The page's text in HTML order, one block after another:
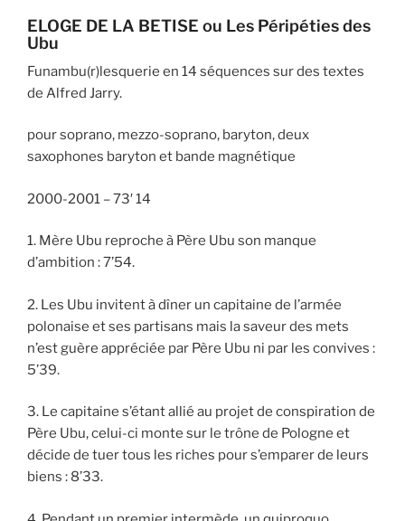
ELOGE DE LA BETISE ou Les Péripéties des
Ubu
Funambu(r)lesquerie en 14 séquences sur des textes
de Alfred Jarry.
pour soprano, mezzo-soprano, baryton, deux
saxophones baryton et bande magnétique
2000-2001 – 73′ 14
1. Mère Ubu reproche à Père Ubu son manque
d’ambition : 7’54.
2. Les Ubu invitent à dîner un capitaine de l’armée
polonaise et ses partisans mais la saveur des mets
n’est guère appréciée par Père Ubu ni par les convives :
5’39.
3. Le capitaine s’étant allié au projet de conspiration de
Père Ubu, celui-ci monte sur le trône de Pologne et
décide de tuer tous les riches pour s’emparer de leurs
biens : 8’33.